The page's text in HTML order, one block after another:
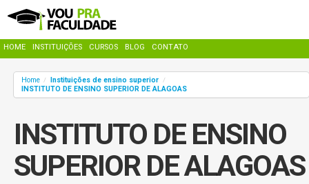
HOME INSTITUIÇÕES CURSOS BLOG CONTATO
Home / Instituições de ensino superior /
INSTITUTO DE ENSINO SUPERIOR DE ALAGOAS
INSTITUTO DE ENSINO
SUPERIOR DE ALAGOAS